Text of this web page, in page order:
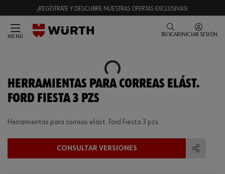
¡REGÍSTRATE Y DESCUBRE NUESTRAS OFERTAS EXCLUSIVAS!
MENÚ BUSCAR INICIAR SESIÓN
Loading...
HERRAMIENTAS PARA CORREAS ELÁST.
FORD FIESTA 3 PZS
Herramientas para correas elást. Ford Fiesta 3 pzs
CONSULTAR VERSIONES